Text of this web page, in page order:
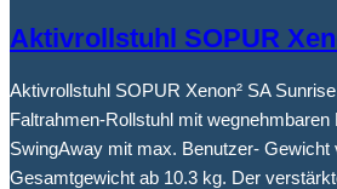
Aktivrollstuhl SOPUR
Aktivrollstuhl SOPUR Xenon² SA
Faltrahmen-Rollstuhl mit
SwingAway mit max. Benutzer- Gewicht
Gesamtgewicht ab 10.3 kg. Der